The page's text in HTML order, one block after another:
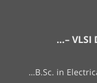
VLSI